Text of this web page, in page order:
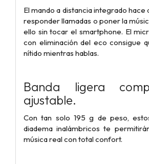
El mando a distancia integrado hace
responder llamadas o poner la
ello sin tocar el smartphone. El
con eliminación del eco consigue
nítido mientras hablas.
Banda ligera
ajustable.
Con tan solo 195 g de peso,
diadema inalámbricos te
música real con total confort.